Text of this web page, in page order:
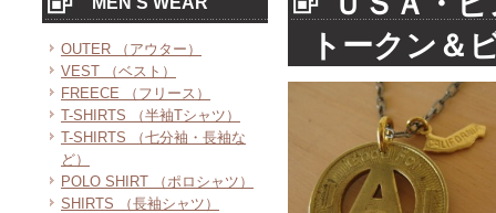
OUTER （アウター）
VEST （ベスト）
FREECE （フリース）
T-SHIRTS （半袖Tシャツ）
T-SHIRTS （七分袖・長袖な
ど）
POLO SHIRT （ポロシャツ）
SHIRTS （長袖シャツ）
トークン＆